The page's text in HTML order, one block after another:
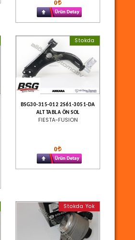
0
Stokda
BSG30-315-012 2S61-3051-DA
ALT TABLA ÖN SOL
FIESTA-FUSION
0
Stokda Yok